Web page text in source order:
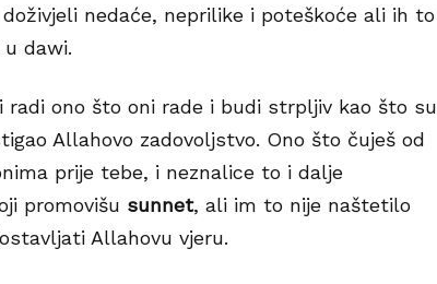
nedaće, neprilike i poteškoće ali ih to
dawi.
radi ono što oni rade i budi strpljiv kao što su
Allahovo zadovoljstvo. Ono što čuješ od
prije tebe, i neznalice to i dalje
promovišu sunnet, ali im to nije naštetilo
Allahovu vjeru.